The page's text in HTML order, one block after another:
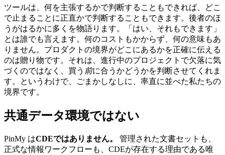
ツールは、何を主張するかで判断することもできれば、どこ
で止まることに正直かで判断することもできます。後者のほ
うがはるかに多くを物語ります。「はい、それもできます」
とは誰でも言えます。何のコストもかからず、何の意味もあ
りません。プロダクトの境界がどこにあるかを正確に伝える
のは贈り物です。それは、進行中のプロジェクトで欠落に気
づくのではなく、買う 前に合うかどうかを判断させてくれま
す。というわけで、ごまかしなしに、率直に並べた私たちの
境界です。
共通データ環境ではない
PinMy はCDEではありません。
管理された文書セットも、
正式な情報ワークフローも、CDEが存在する理由である唯